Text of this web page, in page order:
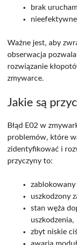
brak
nieefektywne
Ważne jest, aby
obserwacja
rozwiązanie
zmywarce.
Jakie są
Błąd E02 w
problemów, które
zidentyfikować i
przyczyny to:
uszkodzony
stan węża
uszkodzenia,
zbyt niskie